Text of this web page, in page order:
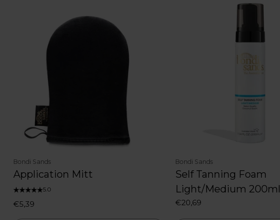
Bondi Sands
Application Mitt
5.0
€5,39
Bondi Sands
Self Tanning Foam
Light/Medium 200ml
€20,69